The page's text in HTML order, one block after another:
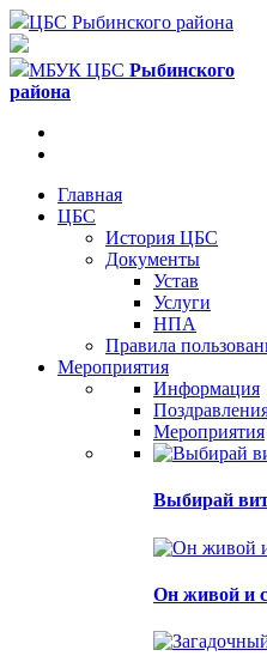
ЦБС Рыбинского района
МБУК ЦБС Рыбинского
района
Главная
ЦБС
История ЦБС
Документы
Устав
Услуги
НПА
Правила
Мероприятия
Информация
Мероприятия
Выбирай
Он живой и